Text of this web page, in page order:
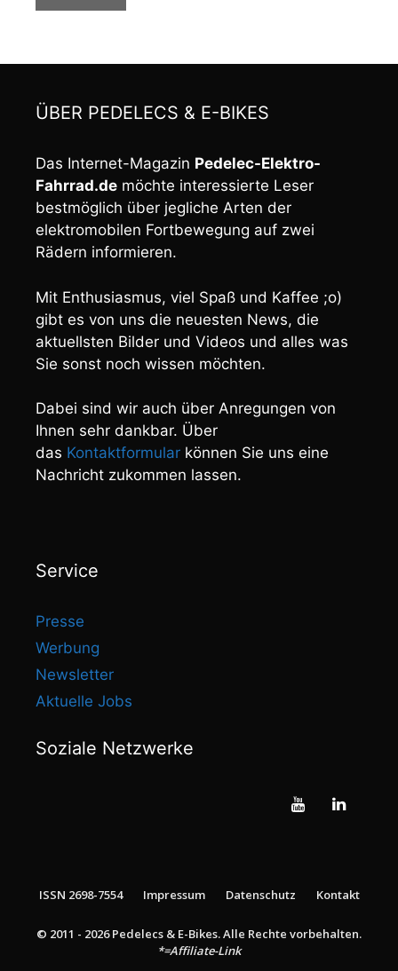
ÜBER PEDELECS & E-BIKES
Das Internet-Magazin Pedelec-Elektro-
Fahrrad.de möchte interessierte Leser
bestmöglich über jegliche Arten der
elektromobilen Fortbewegung auf zwei
Rädern informieren.
Mit Enthusiasmus, viel Spaß und Kaffee ;o)
gibt es von uns die neuesten News, die
aktuellsten Bilder und Videos und alles was
Sie sonst noch wissen möchten.
Dabei sind wir auch über Anregungen von
Ihnen sehr dankbar. Über
das Kontaktformular können Sie uns eine
Nachricht zukommen lassen.
Service
Presse
Werbung
Newsletter
Aktuelle Jobs
Soziale Netzwerke
ISSN 2698-7554 Impressum Datenschutz Kontakt
© 2011 - 2026 Pedelecs & E-Bikes. Alle Rechte vorbehalten.
*=Affiliate-Link
5,299.00
€
Ursprünglicher
3,999.00 zum Shop*